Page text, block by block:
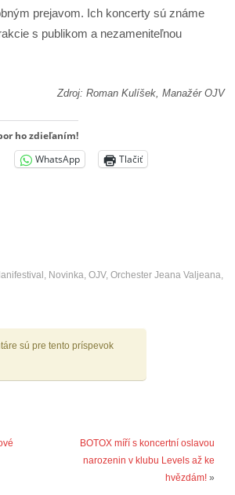
prejavom. Ich koncerty sú známe
s publikom a nezameniteľnou
Zdroj: Roman Kulíšek, Manažér OJV
ho zdieľaním!
WhatsApp
Tlačiť
, Novinka,OJV,Orchester Jeana Valjeana,
sú pre tento príspevok
BOTOX míří s koncertní oslavou
narozenin v klubu Levels až ke
hvězdám!»